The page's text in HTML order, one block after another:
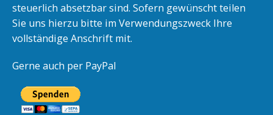
steuerlich absetzbar sind. Sofern gewünscht teilen
Sie uns hierzu bitte im Verwendungszweck Ihre
vollständige Anschrift mit.
Gerne auch per PayPal